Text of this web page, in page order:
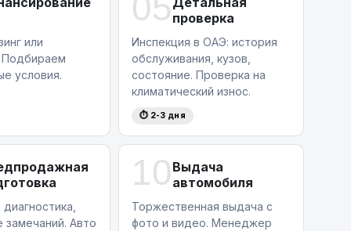
или
Подбираем
условия.
проверка
Инспекция в ОАЭ: история
обслуживания, кузов,
состояние. Проверка на
климатический износ.
⏱ 2-3 дня
замечаний. Авто
10 Выдача
автомобиля
Торжественная выдача с
фото и видео. Менеджер